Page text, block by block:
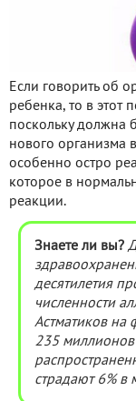
Если говорить об
ребенка, то в этот
поскольку должна
нового организма
особенно остро
которое в
реакции.
Знаете ли вы?
десятилетия
численности
Астматиков на
235 миллионов
страдают 6% в